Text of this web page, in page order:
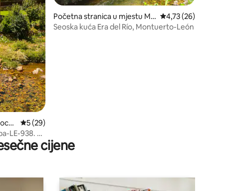
prosječna ocjena 5 od 5, recenzija: 29
5 (29)
LE-938. El
Početna stranica u mjestu Mo
ntuerto
prosječna ocjena
4,73 (26)
Seoska kuća Era del Río, Montuerto-León
cijene